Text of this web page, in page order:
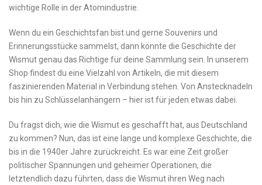
wichtige Rolle in der Atomindustrie.
Wenn du ‌ein Geschichtsfan bist und gerne Souvenirs und
Erinnerungsstücke sammelst, dann könnte die‌ Geschichte der
Wismut genau das Richtige für deine Sammlung sein. In unserem
Shop findest du eine Vielzahl von Artikeln, die mit​ diesem
faszinierenden Material in⁤ Verbindung stehen. Von ‍Anstecknadeln
bis hin zu Schlüsselanhängern – hier ist für jeden ​etwas dabei.
Du ‌fragst dich, wie die⁤ Wismut es geschafft hat, aus Deutschland
zu kommen? Nun, ‍das ist eine lange⁢ und komplexe ⁢Geschichte, die
bis in die 1940er Jahre zurückreicht. Es war eine Zeit‌ großer
⁤politischer Spannungen und geheimer⁣ Operationen, die
letztendlich dazu führten, dass die Wismut ihren⁢ Weg nach